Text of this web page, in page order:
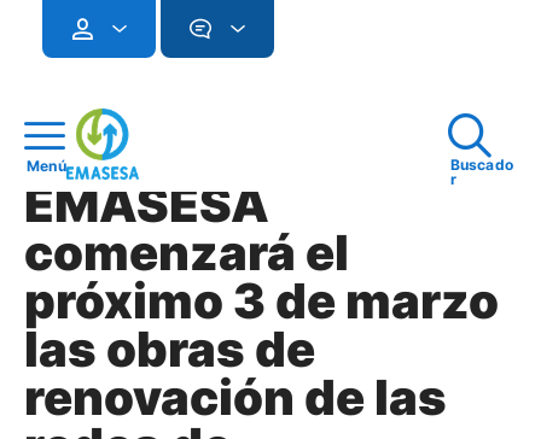
Menú
Buscado
r
EMASESA
comenzará el
próximo 3 de marzo
las obras de
renovación de las